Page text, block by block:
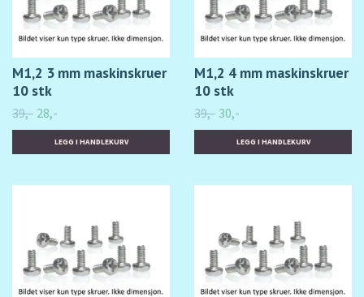
M1,2 3 mm maskinskruer
10 stk
39,- 28,-
M1,2 4 mm maskinskruer
10 stk
39,- 30,-